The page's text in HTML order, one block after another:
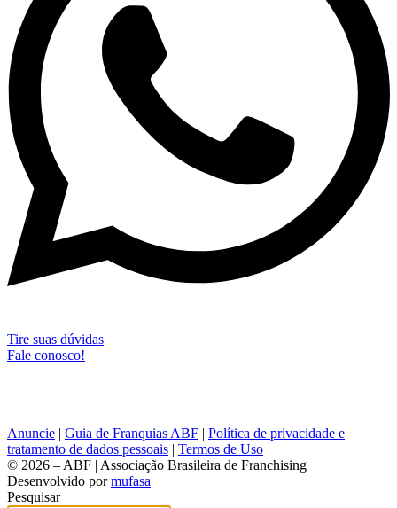
Tire suas dúvidas
Fale conosco!
Anuncie | Guia de Franquias ABF | Política de privacidade e
tratamento de dados pessoais | Termos de Uso
© 2026 – ABF | Associação Brasileira de Franchising
Desenvolvido pormufasa
Pesquisar